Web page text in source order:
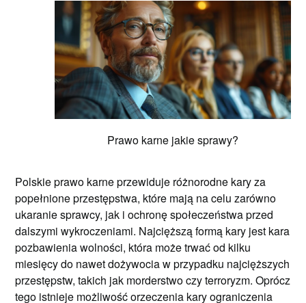
Prawo karne jakie sprawy?
Polskie prawo karne przewiduje różnorodne kary za
popełnione przestępstwa, które mają na celu zarówno
ukaranie sprawcy, jak i ochronę społeczeństwa przed
dalszymi wykroczeniami. Najcięższą formą kary jest kara
pozbawienia wolności, która może trwać od kilku
miesięcy do nawet dożywocia w przypadku najcięższych
przestępstw, takich jak morderstwo czy terroryzm. Oprócz
tego istnieje możliwość orzeczenia kary ograniczenia